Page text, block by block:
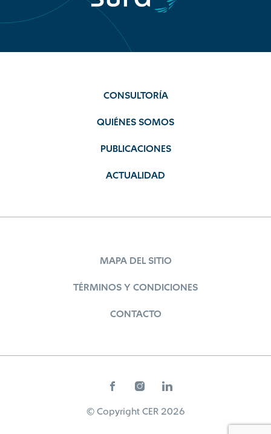
CONSULTORÍA
QUIÉNES SOMOS
PUBLICACIONES
ACTUALIDAD
MAPA DEL SITIO
TÉRMINOS Y CONDICIONES
CONTACTO
© Copyright CER 2026